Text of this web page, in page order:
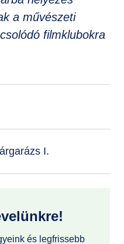
a művészeti
filmklubokra
I.
és legfrissebb